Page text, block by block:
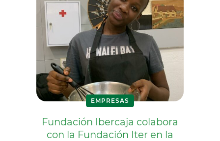
EMPRESAS
Fundación Ibercaja colabora
con la Fundación Iter en la